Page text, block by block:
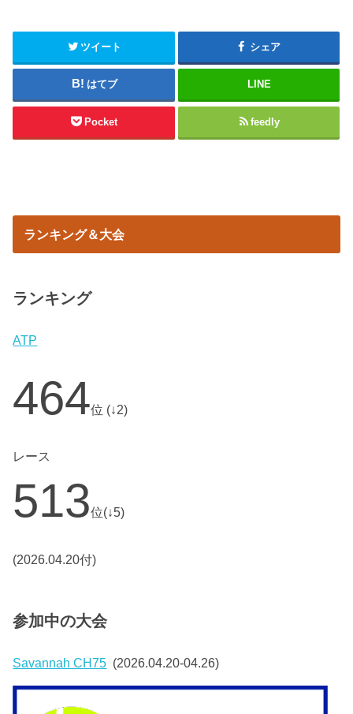
ツイート シェア
はてブ LINE
Pocket feedly
ランキング＆大会
ランキング
ATP
464位 (↓2)
レース
513位(↓5)
(2026.04.20付)
参加中の大会
Savannah CH75 (2026.04.20-04.26)